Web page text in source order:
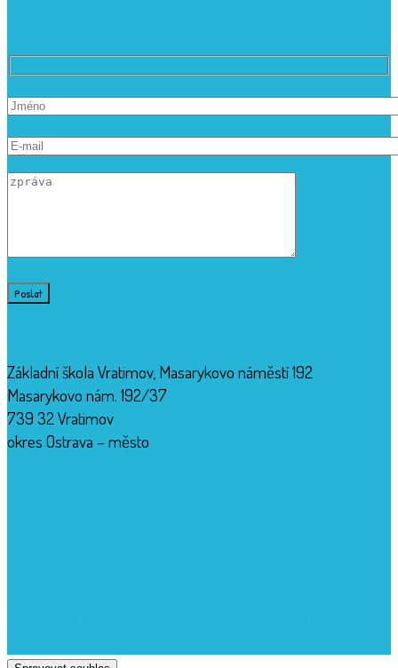
Základní škola Vratimov, Masarykovo náměstí 192
Masarykovo nám. 192/37
739 32 Vratimov
okres Ostrava – město